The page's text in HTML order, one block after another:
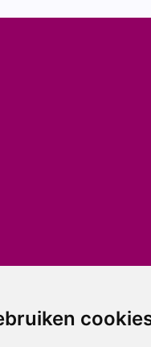
ONDERDEEL VAN